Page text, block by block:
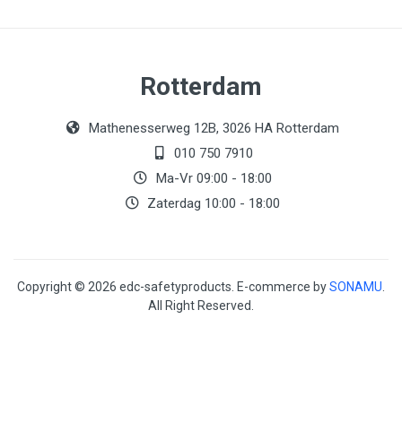
Rotterdam
Mathenesserweg 12B, 3026 HA Rotterdam
010 750 7910
Ma-Vr 09:00 - 18:00
Zaterdag 10:00 - 18:00
Copyright © 2026 edc-safetyproducts. E-commerce bySONAMU
All Right Reserved.